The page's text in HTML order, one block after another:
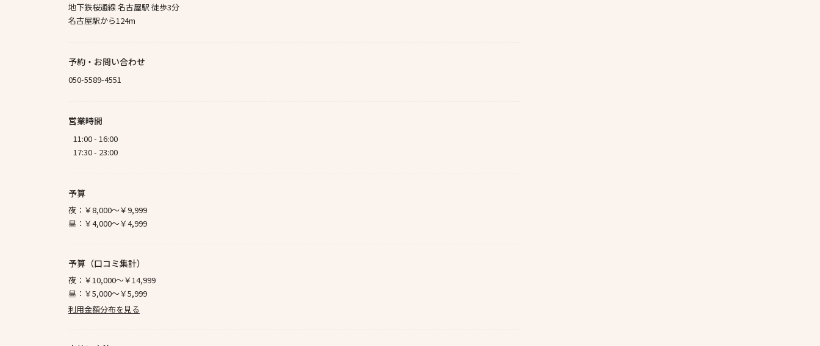
地下鉄桜通線 名古屋駅 徒歩3分
名古屋駅から124m
予約・お問い合わせ
050-5589-4551
営業時間
11:00 - 16:00
17:30 - 23:00
予算
夜： ￥8,000～￥9,999
昼： ￥4,000～￥4,999
予算（口コミ集計）
夜： ￥10,000～￥14,999
昼： ￥5,000～￥5,999
利用金額分布を見る